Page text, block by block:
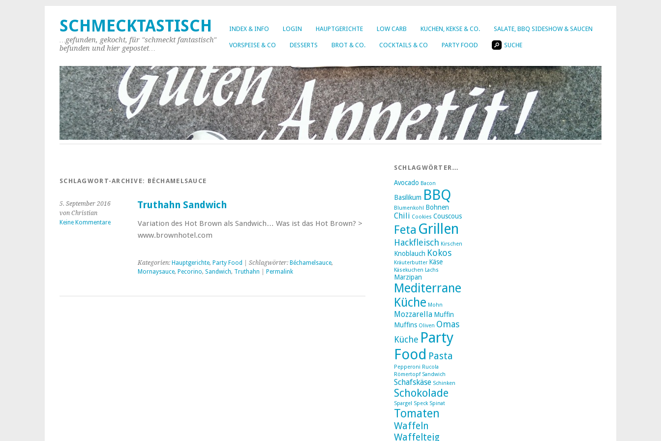
INDEX & INFO LOGIN HAUPTGERICHTE LOW CARB KUCHEN, KEKSE & CO. SALATE, BBQ SIDESHOW & SAUCEN
VORSPEISE & CO DESSERTS BROT & CO. COCKTAILS & CO PARTY FOOD SUCHE
SCHMECKTASTISCH
…gefunden, gekocht, für "schmeckt fantastisch"
befunden und hier gepostet…
SCHLAGWORT-ARCHIVE: BÉCHAMELSAUCE
5. September 2016
von Christian
Keine Kommentare
Truthahn Sandwich
Variation des Hot Brown als Sandwich… Was ist das Hot Brown? >
www.brownhotel.com
Kategorien: Hauptgerichte, Party Food | Schlagwörter: Béchamelsauce,
Mornaysauce, Pecorino, Sandwich, Truthahn Permalink
SCHLAGWÖRTER…
Avocado Bacon
Basilikum BBQ
Blumenkohl Bohnen
Chili Cookies Couscous
Feta Grillen
Hackfleisch Kirschen
Knoblauch Kokos
Kräuterbutter Käse
Käsekuchen Lachs
Marzipan
Mediterrane
Küche Mohn
Mozzarella Muffin
Muffins Oliven Omas
Küche Party
Food Pasta
Pepperoni Rucola
Römertopf Sandwich
Schafskäse Schinken
Schokolade
Spargel Speck Spinat
Tomaten
Waffeln
Waffelteig